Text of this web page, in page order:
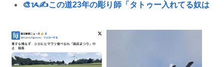
🎨ᝰ✍この道23年の彫り師「タトゥー入れてる奴は
ランディ・バース「久しぶりに来日してビックリし
たのが、掛布さんの髪の毛が増えていた。岡田さん
は髪の毛がなくなってた」